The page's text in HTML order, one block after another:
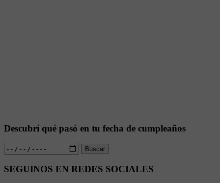
Descubrí qué pasó en tu fecha de cumpleaños
Buscar
SEGUINOS EN REDES SOCIALES